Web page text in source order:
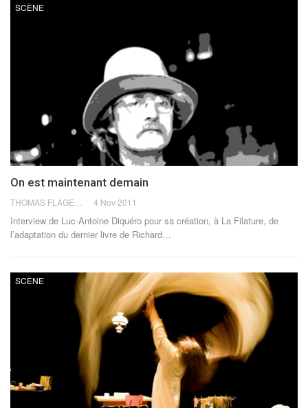
SCÈNE
On est maintenant demain
4 Nov 2011
Interview de Luc-Antoine Diquéro pour sa création, à La Filature, de
l’adaptation du dernier livre de Richard…
SCÈNE